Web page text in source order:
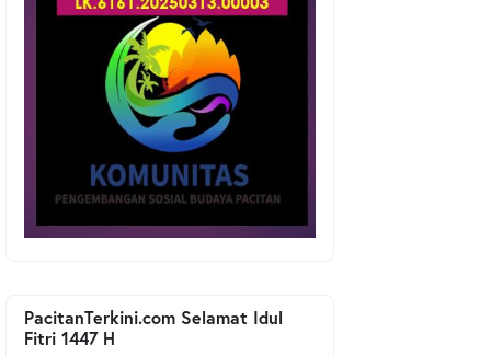
PacitanTerkini.com Selamat Idul
Fitri 1447 H